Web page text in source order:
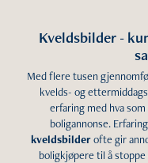
Kveldsbilder -
Med flere tusen
kvelds- og
erfaring med hva
boligannonse.
kveldsbilderofte gir
boligkjøpere til å